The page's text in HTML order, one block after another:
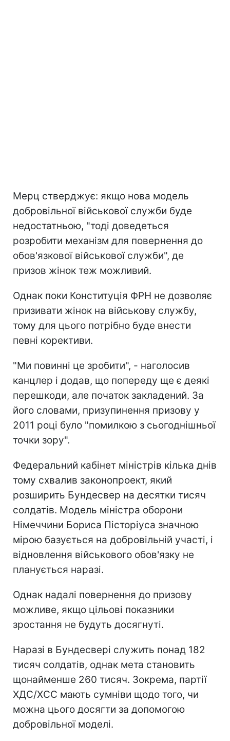
Мерц стверджує: якщо нова модель
добровільної військової служби буде
недостатньою, "тоді доведеться
розробити механізм для повернення до
обов'язкової військової служби", де
призов жінок теж можливий.
Однак поки Конституція ФРН не дозволяє
призивати жінок на військову службу,
тому для цього потрібно буде внести
певні корективи.
"Ми повинні це зробити", - наголосив
канцлер і додав, що попереду ще є деякі
перешкоди, але початок закладений. За
його словами, призупинення призову у
2011 році було "помилкою з сьогоднішньої
точки зору".
Федеральний кабінет міністрів кілька днів
тому схвалив законопроект, який
розширить Бундесвер на десятки тисяч
солдатів. Модель міністра оборони
Німеччини Бориса Пісторіуса значною
мірою базується на добровільній участі, і
відновлення військового обов'язку не
планується наразі.
Однак надалі повернення до призову
можливе, якщо цільові показники
зростання не будуть досягнуті.
Наразі в Бундесвері служить понад 182
тисяч солдатів, однак мета становить
щонайменше 260 тисяч. Зокрема, партії
ХДС/ХСС мають сумніви щодо того, чи
можна цього досягти за допомогою
добровільної моделі.